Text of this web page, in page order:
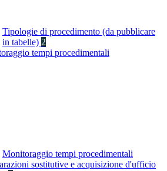
Tipologie di procedimento (da pubblicare
in tabelle) 2
tempi procedimentali
Monitoraggio tempi procedimentali
sostitutive e acquisizione d'ufficio